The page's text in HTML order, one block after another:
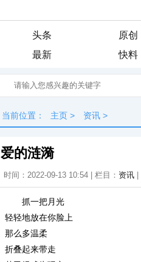
头条 原创
最新
快料
当前位置： 主页 > 资讯 >
爱的涟漪
时间：2022-09-13 10:54 | 栏目： 资讯
抓一把月光
轻轻地放在你脸上
那么多温柔
折叠起来带走